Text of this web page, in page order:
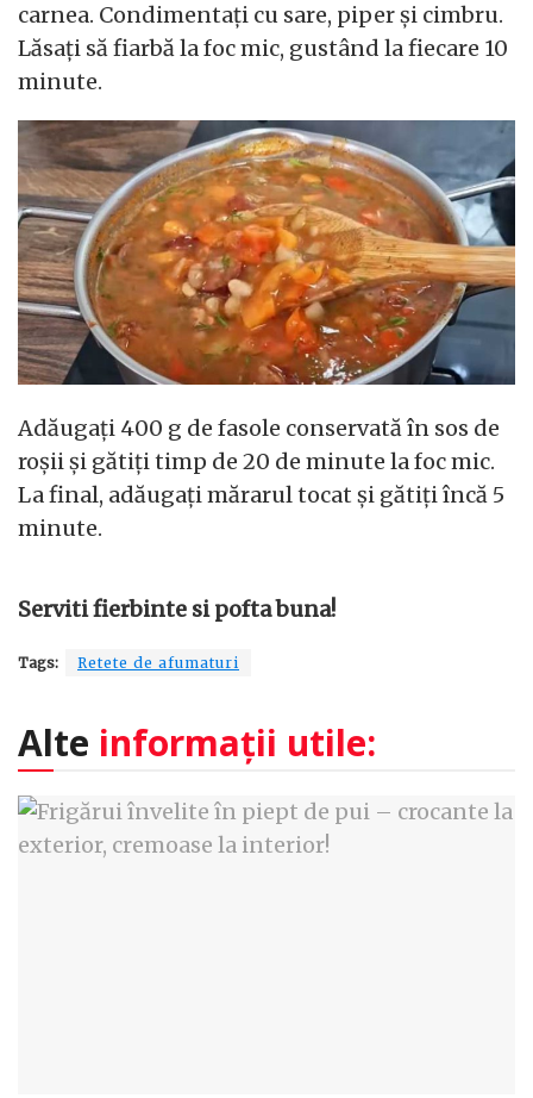
carnea. Condimentați cu sare, piper și cimbru.
Lăsați să fiarbă la foc mic, gustând la fiecare 10
minute.
Adăugați 400 g de fasole conservată în sos de
roșii și gătiți timp de 20 de minute la foc mic.
La final, adăugați mărarul tocat și gătiți încă 5
minute.
Serviti fierbinte si pofta buna!
Tags: Retete de afumaturi
Alte informații utile: